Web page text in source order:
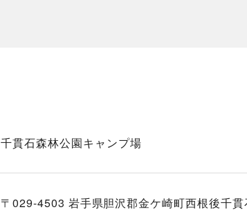
千貫石森林公園キャンプ場
〒029-4503 岩手県胆沢郡金ケ崎町西根後千